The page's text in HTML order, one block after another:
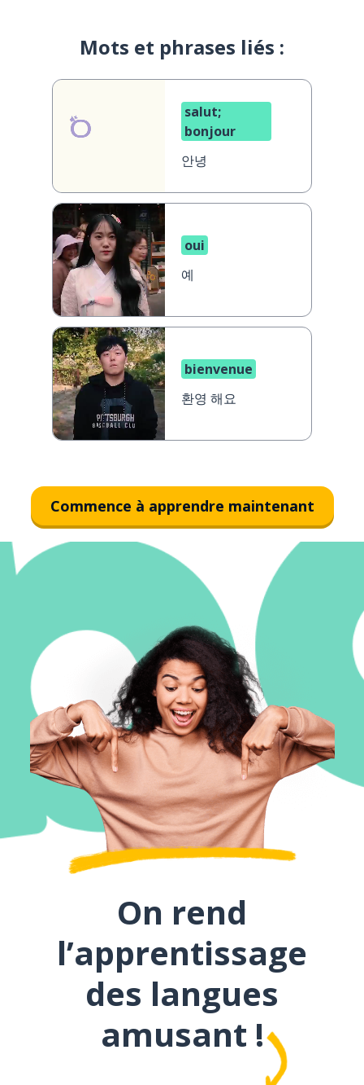
Mots et phrases liés :
salut;
bonjour
안녕
oui
예
bienvenue
환영 해요
Commence à apprendre maintenant
On rend
l’apprentissage
des langues
amusant !